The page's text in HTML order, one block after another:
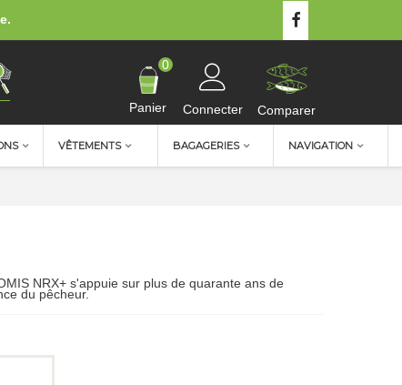
Panier
0
Connecter Comparer
VÊTEMENTS BAGAGERIES NAVIGATION
NRX+ s'appuie sur plus de quarante ans de
du pêcheur.